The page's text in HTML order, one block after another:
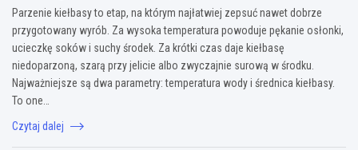
Parzenie kiełbasy to etap, na którym najłatwiej zepsuć nawet dobrze
przygotowany wyrób. Za wysoka temperatura powoduje pękanie osłonki,
ucieczkę soków i suchy środek. Za krótki czas daje kiełbasę
niedoparzoną, szarą przy jelicie albo zwyczajnie surową w środku.
Najważniejsze są dwa parametry: temperatura wody i średnica kiełbasy.
To one…
Czytaj dalej